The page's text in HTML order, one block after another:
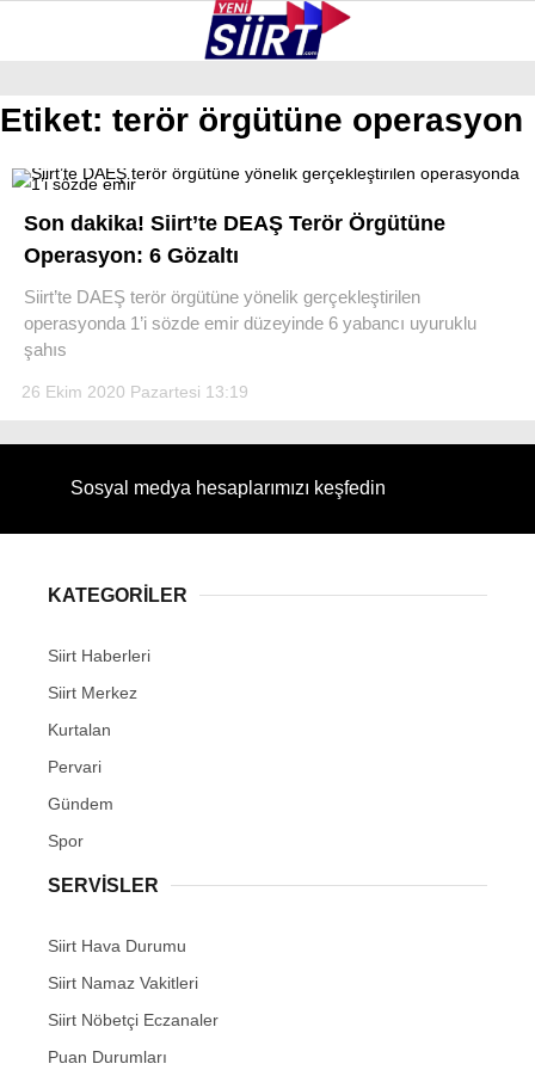
GALERİ VİDEO YAZARLAR
ERUH
BAYKAN
PERVARI
ŞIRVAN
GÜNDEM
NÖBETÇI ECZANELER
Etiket: terör örgütüne operasyon
Son dakika! Siirt’te DEAŞ Terör Örgütüne
Operasyon: 6 Gözaltı
Siirt’te DAEŞ terör örgütüne yönelik gerçekleştirilen
operasyonda 1’i sözde emir düzeyinde 6 yabancı uyuruklu
şahıs
26 Ekim 2020 Pazartesi 13:19
Sosyal medya hesaplarımızı keşfedin
KATEGORİLER
Siirt Haberleri
Siirt Merkez
Kurtalan
Pervari
Gündem
Spor
SERVİSLER
Siirt Hava Durumu
Siirt Namaz Vakitleri
Siirt Nöbetçi Eczanaler
Puan Durumları